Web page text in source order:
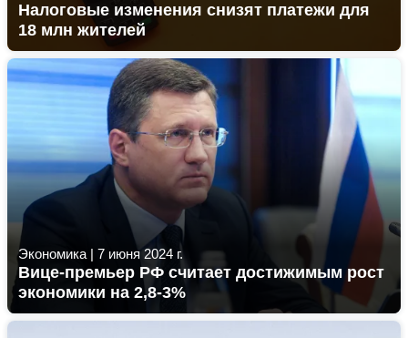
Налоговые изменения снизят платежи для
18 млн жителей
Экономика | 7 июня 2024 г.
Вице-премьер РФ считает достижимым рост
экономики на 2,8-3%